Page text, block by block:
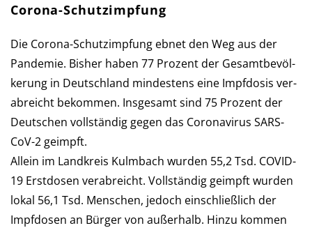
Corona-Schutzimpfung
Die Corona-Schutzimpfung ebnet den Weg aus der
Pan­de­mie. Bis­her haben 77 Pro­zent der Ge­samt­be­völ­
ke­rung in Deutsch­land min­des­tens eine Impf­dosis ver­
ab­reicht be­kommen. Ins­ge­samt sind 75 Pro­zent der
Deutschen voll­stän­dig gegen das Corona­virus SARS-
CoV-2 geimpft.
Allein im Landkreis Kulmbach wur­den 55,2 Tsd. COVID-
19 Erst­dosen verabreicht. Voll­stän­dig ge­impft wurden
lokal 56,1 Tsd. Men­schen, je­doch ein­schließ­lich der
Impf­do­sen an Bür­ger von außerhalb. Hinzu kommen